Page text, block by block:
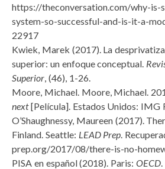
https://theconversation.com/why-is-
system-so-successful-and-is-it-a-
22917
Kwiek, Marek (2017). La
superior: un enfoque conceptual.
Superior , (46), 1-26.
Moore, Michael. Moore, Michael.
next[Película]. Estados Unidos: IMG
O’Shaughnessy, Maureen (2017).
Finland. Seattle: LEAD Prep .
prep.org/2017/08/there-is-no-
PISA en español (2018). Paris: OECD